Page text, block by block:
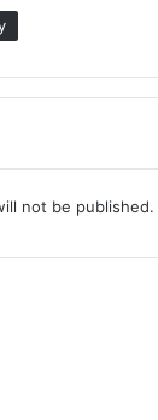
not be published.